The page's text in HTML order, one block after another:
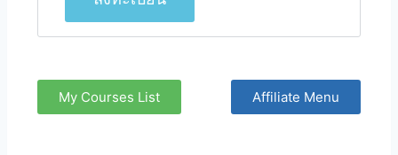
Affiliate Menu
My Courses List